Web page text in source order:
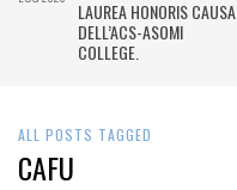
LAUREA HONORIS CAUSA
DELL’ACS-ASOMI
COLLEGE.
ALL POSTS TAGGED
CAFU